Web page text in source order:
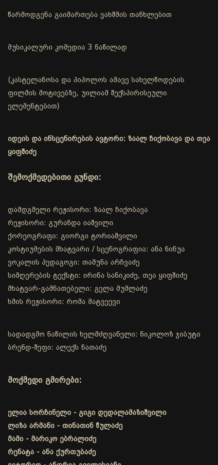
წარმოდგენა გაიმართება ვახშმის თანხლებით
მუსიკალური კომედია 3 ნაწილად
(კასტელანოსა და პიპოლოს ამავე სახელწოდების
ფილმის მოტივებზე, უილიამ შექსპირისეული
ელემენტებით)
იდეის და ინსცენირების ავტორი: ზაალ ჩიქობავა და თეა
ყიფშიძე
შემოქმედებითი გუნდი:
დამდგმელი რეჟისორი: ზაალ ჩიქობავა
რეჟისორი: გურანდა იაშვილი
ქორეოგრაფი: გიორგი ტორიაშვილი
კოსტიუმების მხატვარი / სცენოგრაფია: ანა ნინუა
ვოკალის პედაგოგი: თამუნა არჩვაძე
სიმღერების ტექსტი: ირინა სანიკიძე, თეა ყიფშიძე
მხატვარ-გამნათებელი: გელა მუმლაძე
ხმის რეჟისორი: რომა მატვეევი
სადადგმო ნაწილის ხელმძღვანელი: ნიკოლოზ ჯიბუტი
ბრენდ-შეფი: ალექს ნათაძე
მოქმედი გმირები:
ელია სორჩინელი - გიგი დედალამაზიშვილი
ლიზა არმანი - თინათინ წულაძე
მამი - მარიკო ებრალიძე
რენატა - ანა ქურთუბაძე